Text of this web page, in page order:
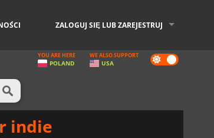
ZALOGUJ SIĘ LUB ZAREJESTRUJ
Dark
mode
YOU ARE HERE
POLAND
WE ALSO SUPPORT
USA
indie